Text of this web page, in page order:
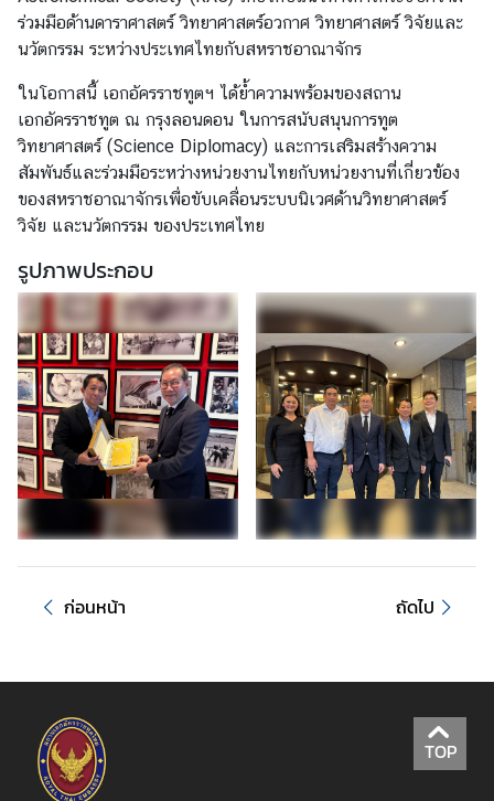
ว
|
ร
ะ
ก
า
ศ
ริ
ก
า
ร
ด้
า
น
ก
ง
ล
ล
สำ
ห
รั
ร่วมมือด้านดาราศาสตร์ วิทยาศาสตร์อวกาศ วิทยาศาสตร์ วิจัยและ
นวัตกรรม ระหว่างประเทศไทยกับสหราชอาณาจักร
ในโอกาสนี้ เอกอัครราชทูตฯ ได้ย้ำความพร้อมของสถาน
เอกอัครราชทูต ณ กรุงลอนดอน ในการสนับสนุนการทูต
วิทยาศาสตร์ (Science Diplomacy) และการเสริมสร้างความ
สัมพันธ์และร่วมมือระหว่างหน่วยงานไทยกับหน่วยงานที่เกี่ยวข้อง
ของสหราชอาณาจักรเพื่อขับเคลื่อนระบบนิเวศด้านวิทยาศาสตร์
วิจัย และนวัตกรรม ของประเทศไทย
รูปภาพประกอบ
ก่อนหน้า ถัดไป
TOP